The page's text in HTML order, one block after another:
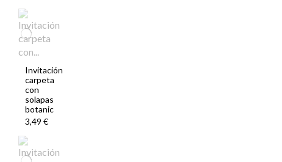
Invitación
carpeta
con
solapas
botanic
3,49 €